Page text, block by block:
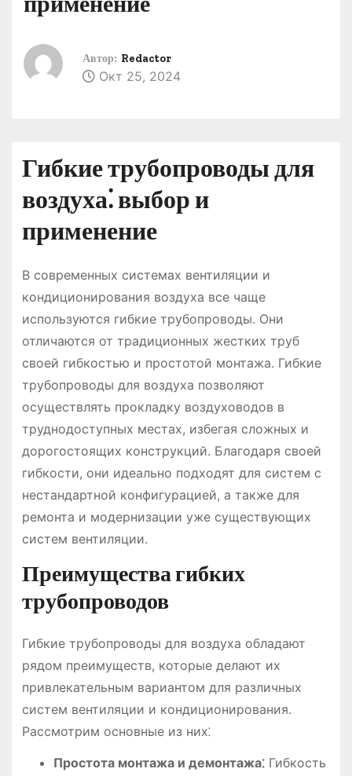
Автор: Redactor
Окт 25, 2024
Гибкие трубопроводы для
воздуха⁚ выбор и
применение
В современных системах вентиляции и
кондиционирования воздуха все чаще
используются гибкие трубопроводы. Они
отличаются от традиционных жестких труб
своей гибкостью и простотой монтажа. Гибкие
трубопроводы для воздуха позволяют
осуществлять прокладку воздуховодов в
труднодоступных местах, избегая сложных и
дорогостоящих конструкций. Благодаря своей
гибкости, они идеально подходят для систем с
нестандартной конфигурацией, а также для
ремонта и модернизации уже существующих
систем вентиляции.
Преимущества гибких
трубопроводов
Гибкие трубопроводы для воздуха обладают
рядом преимуществ, которые делают их
привлекательным вариантом для различных
систем вентиляции и кондиционирования.
Рассмотрим основные из них⁚
Простота монтажа и демонтажа⁚Гибкость